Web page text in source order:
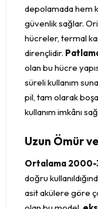
depolamada hem
güvenlik sağlar.
hücreler, termal
dirençlidir.
olan bu hücre
süreli kullanım
pil, tam olarak
kullanım imkânı
Uzun Ömür
Ortalama
doğru
asit akülere göre